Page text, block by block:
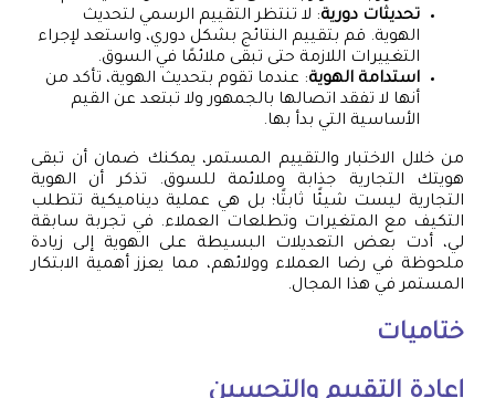
تحديثات دورية: لا تنتظر التقييم الرسمي لتحديث
الهوية. قم بتقييم النتائج بشكل دوري، واستعد لإجراء
التغييرات اللازمة حتى تبقى ملائمًا في السوق.
استدامة الهوية: عندما تقوم بتحديث الهوية، تأكد من
أنها لا تفقد اتصالها بالجمهور ولا تبتعد عن القيم
الأساسية التي بدأ بها.
من خلال الاختبار والتقييم المستمر، يمكنك ضمان أن تبقى
هويتك التجارية جذابة وملائمة للسوق. تذكر أن الهوية
التجارية ليست شيئًا ثابتًا؛ بل هي عملية ديناميكية تتطلب
التكيف مع المتغيرات وتطلعات العملاء. في تجربة سابقة
لي، أدت بعض التعديلات البسيطة على الهوية إلى زيادة
ملحوظة في رضا العملاء وولائهم، مما يعزز أهمية الابتكار
المستمر في هذا المجال.
ختاميات